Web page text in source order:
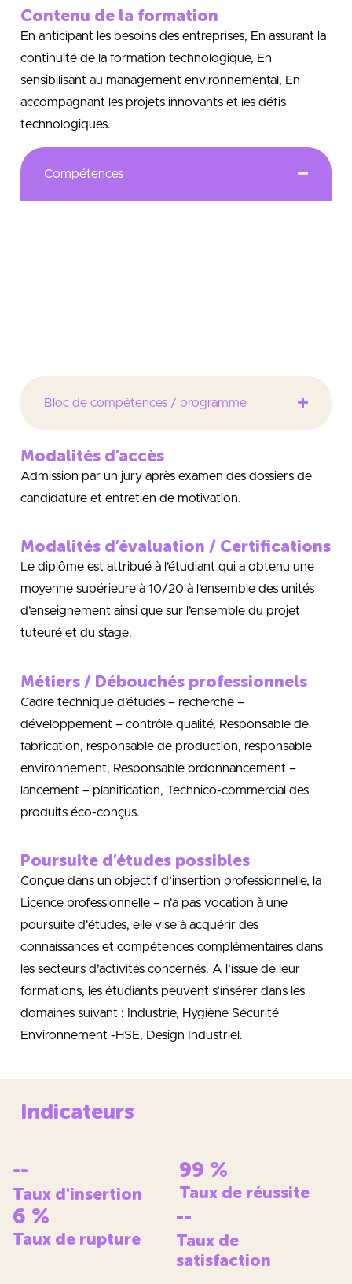
Contenu de la formation
En anticipant les besoins des entreprises, En assurant la
continuité de la formation technologique, En
sensibilisant au management environnemental, En
accompagnant les projets innovants et les défis
technologiques.
Compétences
Bloc de compétences / programme
Modalités d’accès
Admission par un jury après examen des dossiers de
candidature et entretien de motivation.
Modalités d’évaluation / Certifications
Le diplôme est attribué à l’étudiant qui a obtenu une
moyenne supérieure à 10/20 à l’ensemble des unités
d’enseignement ainsi que sur l’ensemble du projet
tuteuré et du stage.
Métiers / Débouchés professionnels
Cadre technique d’études – recherche –
développement – contrôle qualité, Responsable de
fabrication, responsable de production, responsable
environnement, Responsable ordonnancement –
lancement – planification, Technico-commercial des
produits éco-conçus.
Poursuite d’études possibles
Conçue dans un objectif d’insertion professionnelle, la
Licence professionnelle – n'a pas vocation à une
poursuite d'études, elle vise à acquérir des
connaissances et compétences complémentaires dans
les secteurs d’activités concernés. A l’issue de leur
formations, les étudiants peuvent s’insérer dans les
domaines suivant : Industrie, Hygiène Sécurité
Environnement -HSE, Design Industriel.
Indicateurs
--
Taux d'insertion
99 %
Taux de réussite
6 %
Taux de rupture
--
Taux de
satisfaction